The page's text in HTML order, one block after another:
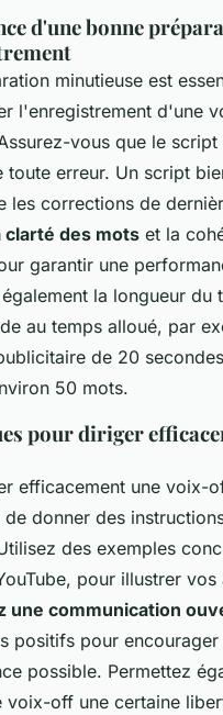
d'une bonne
minutieuse est
l'enregistrement d'une
vous que le
toute erreur. Un script
les corrections de
clarté des mots et la
garantir une
la longueur du
au temps alloué, par
de 20
50 mots.
pour diriger
efficacement une voix-
donner des
des exemples
pour illustrer vos
une communication
positifs pour encourager
possible. Permettez
voix-off une certaine